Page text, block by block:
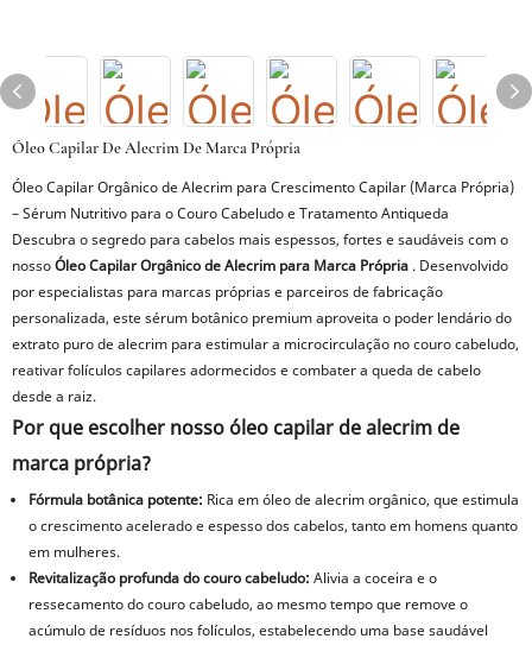
Óleo Capilar De Alecrim De Marca Própria
Óleo Capilar Orgânico de Alecrim para Crescimento Capilar (Marca Própria)
– Sérum Nutritivo para o Couro Cabeludo e Tratamento Antiqueda
Descubra o segredo para cabelos mais espessos, fortes e saudáveis ​​com o
nossoÓleo Capilar Orgânico de Alecrim para Marca Própria . Desenvolvido
por especialistas para marcas próprias e parceiros de fabricação
personalizada, este sérum botânico premium aproveita o poder lendário do
extrato puro de alecrim para estimular a microcirculação no couro cabeludo,
reativar folículos capilares adormecidos e combater a queda de cabelo
desde a raiz.
Por que escolher nosso óleo capilar de alecrim de
marca própria?
Fórmula botânica potente: Rica em óleo de alecrim orgânico, que estimula
o crescimento acelerado e espesso dos cabelos, tanto em homens quanto
em mulheres.
Revitalização profunda do couro cabeludo: Alivia a coceira e o
ressecamento do couro cabeludo, ao mesmo tempo que remove o
acúmulo de resíduos nos folículos, estabelecendo uma base saudável